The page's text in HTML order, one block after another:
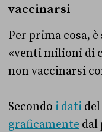
vaccinarsi
Per prima cosa,
«venti milioni di
non vaccinarsi
Secondo i dati
graficamente dal